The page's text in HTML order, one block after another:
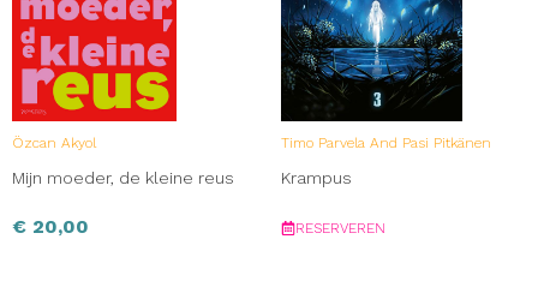
Özcan Akyol
Mijn moeder, de kleine reus
€ 20,00
Timo Parvela And Pasi Pitkänen
Krampus
RESERVEREN